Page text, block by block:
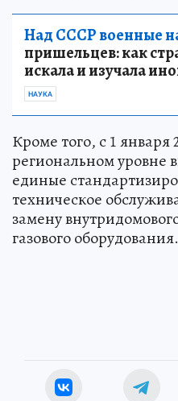
Над СССР военные
пришельцев: как
искала и изучала
НАУКА
Кроме того, с 1 января
региональном уровне
единые
техническое
замену
газового оборудования.